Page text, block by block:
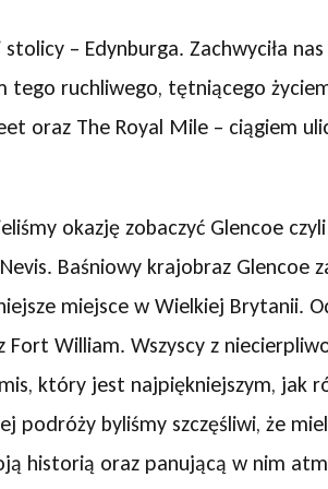
– Edynburga. Zachwyciła
tego ruchliwego, tętniącego
oraz The Royal Mile – ciągiem
okazję zobaczyć Glencoe
Baśniowy krajobraz Glencoe
miejsce w Wielkiej Brytanii.
William. Wszyscy z
który jest najpiękniejszym, jak
podróży byliśmy szczęśliwi, że
historią oraz panującą w nim